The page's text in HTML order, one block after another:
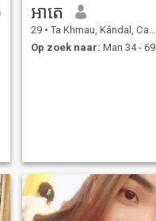
អាតេ
29 • Ta Khmau, Kândal, Cambodja
Op zoek naar: Man 34 - 69